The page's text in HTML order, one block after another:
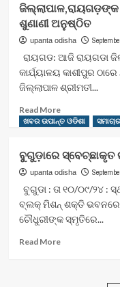
ଙ୍କ
ସମୀକ୍ଷା
ଶିକ୍ଷାନୁଷ୍ଠାନରେ
ବିଶ୍ୱ
ଆତ୍ମହତ୍ୟା
ରକିବା
ପାଳିତ।
ଶୁଣାଣୀ ଅନୁଷ୍ଠିତ
upanta odisha
ରାୟଗଡ: ଆଜି ରାୟଗଡା
କାର୍ଯ୍ୟାଳୟ କାଶୀପୁର
ଜିଲ୍ଲାପାଳ ଶ୍ରୀମତୀ...
Read MoreRead
more
କାଶୀପୁର
ଠାରେ
ଯୁଗ୍ମ
ଅଭିଯୋଗ
ଶୁଣାଣୀ
ଅନୁଷ୍ଠିତ
ଖବର ଉପାନ୍ତ ଓଡିଶା ସମାଚାର
ବୁଗୁଡ଼ାରେ
upanta odisha
ବୁଗୁଡା : ତା ୧୦/୦୯/୨୪ :
ବ୍ଲକ୍ ମିଶନ୍ ଶକ୍ତି ଭବନରେ
ଚୌଧୁରୀଙ୍କ ସ୍ମୃତିରେ...
Read MoreRead